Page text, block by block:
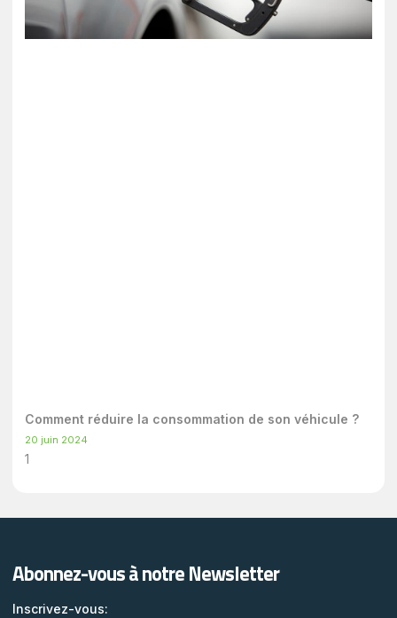
Comment réduire la consommation de son véhicule ?
20 juin 2024
Abonnez-vous à notre Newsletter
Inscrivez-vous: